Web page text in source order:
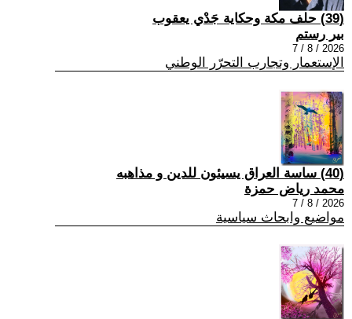
(39) حلف مكة وحكاية جَدْي يعقوب
بير رستم
2026 / 8 / 7
الإستعمار وتجارب التحرّر الوطني
(40) ساسة العراق يسيئون للدين و مذاهبه
محمد رياض حمزة
2026 / 8 / 7
مواضيع وابحاث سياسية